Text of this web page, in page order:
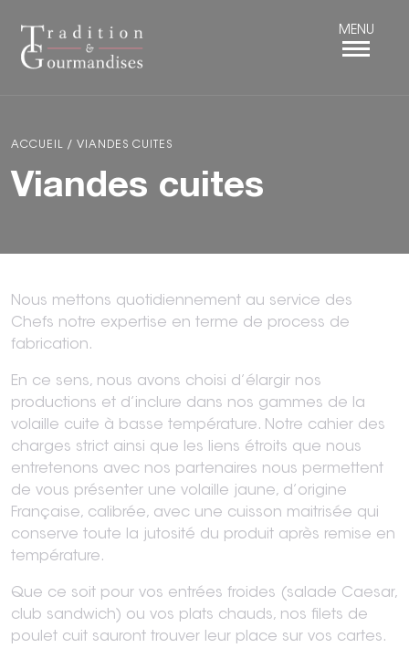
ACCUEIL / VIANDES CUITES
Viandes cuites
Nous mettons quotidiennement au service des
Chefs notre expertise en terme de process de
fabrication.
En ce sens, nous avons choisi d’élargir nos
productions et d’inclure dans nos gammes de la
volaille cuite à basse température. Notre cahier des
charges strict ainsi que les liens étroits que nous
entretenons avec nos partenaires nous permettent
de vous présenter une volaille jaune, d’origine
Française, calibrée, avec une cuisson maitrisée qui
conserve toute la jutosité du produit après remise en
température.
Que ce soit pour vos entrées froides (salade Caesar,
club sandwich) ou vos plats chauds, nos filets de
poulet cuit sauront trouver leur place sur vos cartes.